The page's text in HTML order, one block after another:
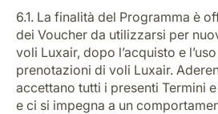
6.1. La finalità del Programma è
dei Voucher da utilizzarsi per
voli Luxair, dopo l’acquisto e
prenotazioni di voli Luxair.
accettano tutti i presenti Termini
e ci si impegna a un